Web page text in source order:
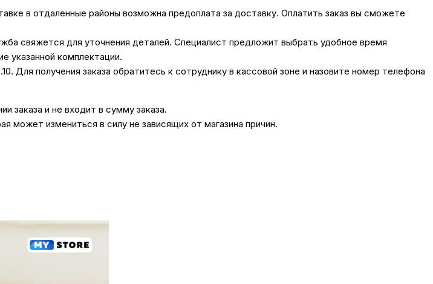
в отдаленные районы возможна предоплата за доставку. Оплатить заказ вы сможете
свяжется для уточнения деталей. Специалист предложит выбрать удобное время
указанной комплектации.
Для получения заказа обратитесь к сотруднику в кассовой зоне и назовите номер телефона
заказа и не входит в сумму заказа.
может измениться в силу не зависящих от магазина причин.